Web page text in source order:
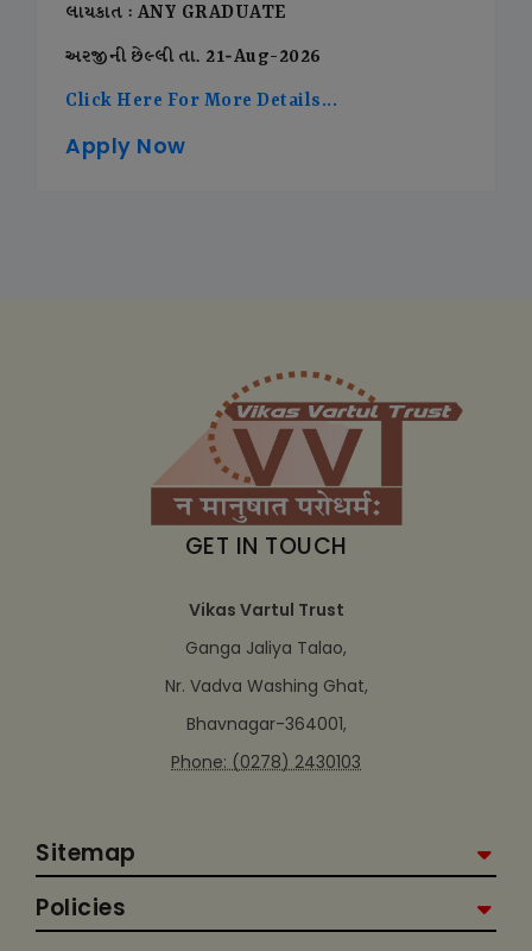
લાયકાત : ANY GRADUATE
અરજીની છેલ્લી તા. 21-Aug-2026
Click Here For More Details...
Apply Now
GET IN TOUCH
Vikas Vartul Trust
Ganga Jaliya Talao,
Nr. Vadva Washing Ghat,
Bhavnagar-364001,
Phone: (0278) 2430103
Sitemap
Policies